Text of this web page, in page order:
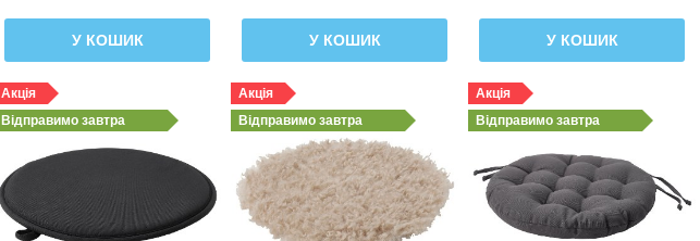
У КОШИК У КОШИК У КОШИК
Акція
Відправимо завтра
Акція
Відправимо завтра
Акція
Відправимо завтра